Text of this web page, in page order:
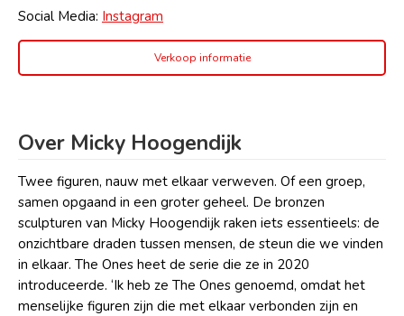
Social Media: Instagram
Verkoop informatie
Over Micky Hoogendijk
Twee figuren, nauw met elkaar verweven. Of een groep,
samen opgaand in een groter geheel. De bronzen
sculpturen van Micky Hoogendijk raken iets essentieels: de
onzichtbare draden tussen mensen, de steun die we vinden
in elkaar. The Ones heet de serie die ze in 2020
introduceerde. ‘Ik heb ze The Ones genoemd, omdat het
menselijke figuren zijn die met elkaar verbonden zijn en